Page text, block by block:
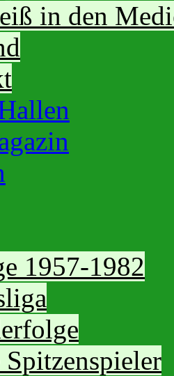
in den
1957-1982
Spitzenspieler